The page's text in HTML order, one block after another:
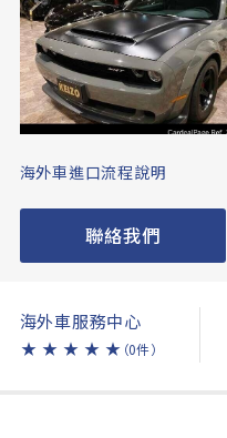
海外車進口流程說明
聯絡我們
海外車服務中心
★ ★ ★ ★ ★ （0件）